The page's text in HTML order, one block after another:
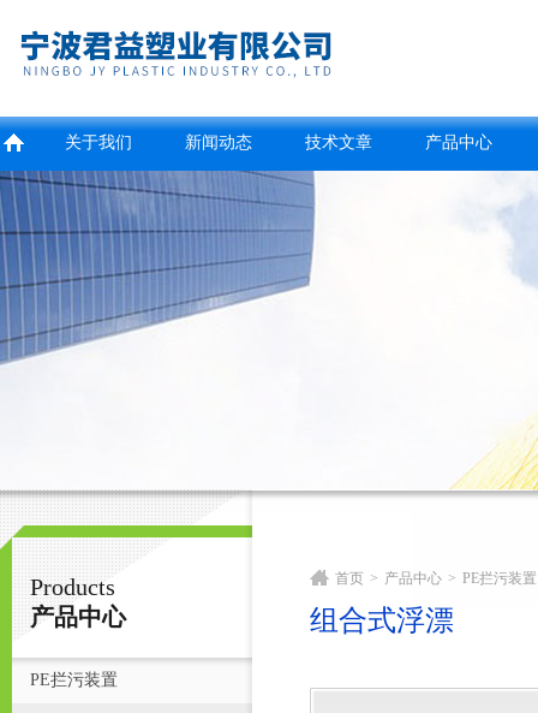
宁波君益塑业有限公司
关于我们 新闻动态 技术文章 产品中心
Products
产品中心
PE拦污装置
首页 > 产品中心 > PE拦污装置
组合式浮漂